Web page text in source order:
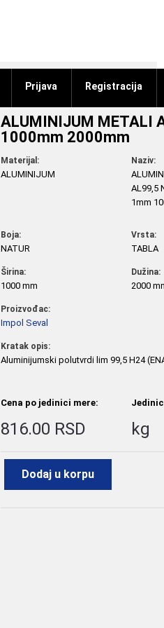
Prijava Registracija
ALUMINIJUM METALI
1000mm 2000mm
Materijal:
ALUMINIJUM
Naziv:
AL99,5
1mm
Boja:
NATUR
Vrsta:
TABLA
Širina:
1000 mm
Dužina:
2000
Proizvođac:
Impol Seval
Kratak opis:
Aluminijumski polutvrdi lim 99,5 H24
Cena po jedinici mere:
816.00 RSD kg
Dodaj u korpu